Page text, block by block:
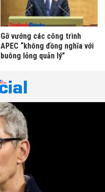
Gỡ vướng các công trình
APEC “không đồng nghĩa với
buông lỏng quản lý”